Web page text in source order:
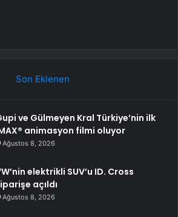
Son Eklenen
ve Gülmeyen Kral Türkiye’nin ilk
animasyon filmi oluyor
Ağustos 8, 2026
elektrikli SUV’u ID. Cross
açıldı
Ağustos 8, 2026